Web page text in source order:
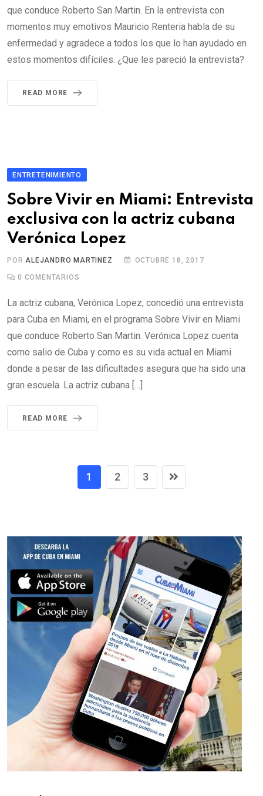
que conduce Roberto San Martin. En la entrevista con
momentos muy emotivos Mauricio Renteria habla de su
enfermedad y agradece a todos los que lo han ayudado en
estos momentos difíciles. ¿Que les pareció la entrevista?
READ MORE
ENTRETENIMIENTO
Sobre Vivir en Miami: Entrevista
exclusiva con la actriz cubana
Verónica Lopez
PORALEJANDRO MARTINEZ OCTUBRE 18, 2017
0 COMENTARIOS
La actriz cubana, Verónica Lopez, concedió una entrevista
para Cuba en Miami, en el programa Sobre Vivir en Miami
que conduce Roberto San Martin. Verónica Lopez cuenta
como salio de Cuba y como es su vida actual en Miami
donde a pesar de las dificultades asegura que ha sido una
gran escuela. La actriz cubana […]
READ MORE
1 2 3